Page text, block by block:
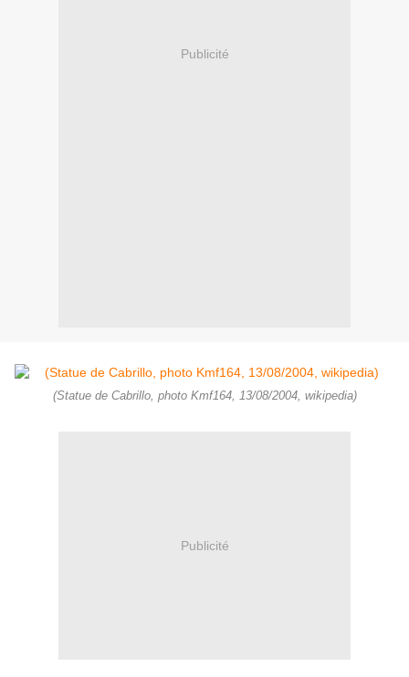
Publicité
(Statue de Cabrillo, photo Kmf164, 13/08/2004, wikipedia)
Publicité